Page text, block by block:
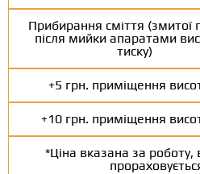
Прибирання сміття (змитої
після мийки апаратами
тиску)
+5 грн. приміщення
+10 грн. приміщення
*Ціна вказана за роботу,